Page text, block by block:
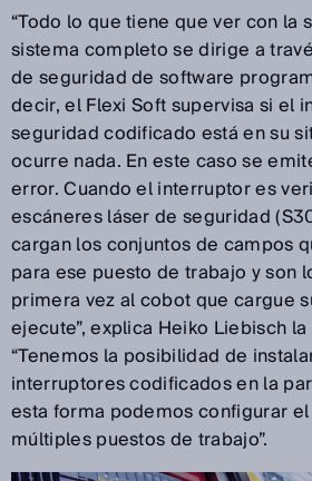
“Todo lo que tiene que ver con la
sistema completo se dirige a
de seguridad de software
decir, el Flexi Soft supervisa si el
seguridad codificado está en su
ocurre nada. En este caso se
error. Cuando el interruptor es
escáneres láser de seguridad
cargan los conjuntos de campos
para ese puesto de trabajo y son
primera vez al cobot que cargue
ejecute”, explica Heiko Liebisch
“Tenemos la posibilidad de
interruptores codificados en la
esta forma podemos configurar
múltiples puestos de trabajo”.